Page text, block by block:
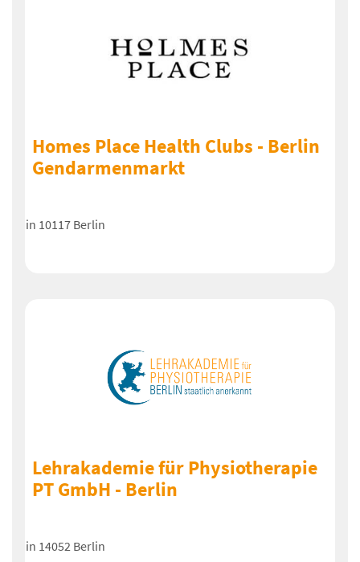
Homes Place Health Clubs - Berlin
Gendarmenmarkt
in 10117 Berlin
Lehrakademie für Physiotherapie
PT GmbH - Berlin
in 14052 Berlin